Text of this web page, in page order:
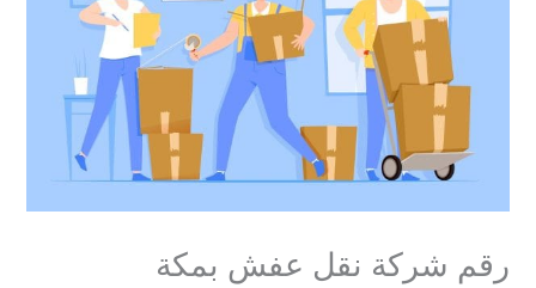
رقم شركة نقل عفش بمكة